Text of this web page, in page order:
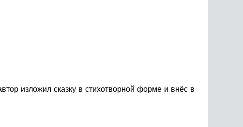
изложил сказку в стихотворной форме и внёс в